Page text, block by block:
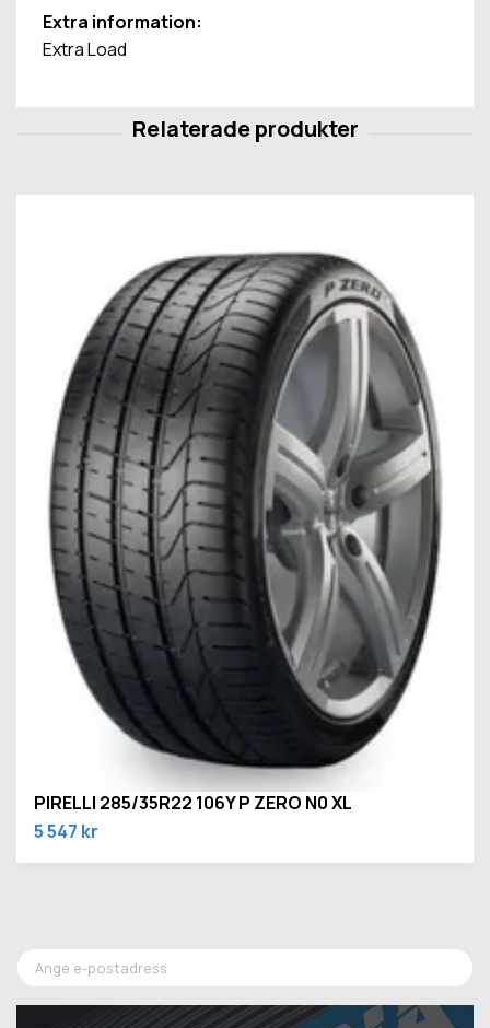
Extra information:
Extra Load
PIRELLI 285/35R22 106Y P ZERO N0 XL
5 547 kr